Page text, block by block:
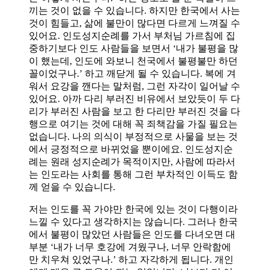
끼는 것이 없을 수 있습니다. 하지만 한국에서 사는
것이 힘들고, 삶에 불만이 많다면 다르게 느껴질 수
있어요. 인도성지순례를 가서 부처님 가르침에 집
중하기보다 인도 사람들을 보면서 ‘내가 불평을 많
이 했는데, 인도에 와보니 천국에서 불평불만 하던
꼴이었구나.’ 하고 깨닫게 될 수 있습니다. 복에 겨
워서 요강을 깬다는 말처럼, 그런 자각이 일어날 수
있어요. 아까 다리 부러진 비유에서 보았듯이 두 다
리가 부러진 사람을 보고 한 다리만 부러진 것을 다
행으로 여기는 것에 대해 꼭 죄책감을 가질 필요는
없습니다. 나의 의식이 부정적으로 사물을 보는 것
에서 긍정적으로 바뀌었을 뿐이에요. 인도성지순
례는 원래 성지순례가 목적이지만, 사람에 따라서
는 인도라는 사회를 통해 그런 부차적인 이득도 함
께 얻을 수 있습니다.
저는 인도를 꼭 가야만 한국에 있는 것이 다행이라
느낄 수 있다고 생각하지는 않습니다. 그러나 한국
에서 불평이 많았던 사람들은 인도를 다녀오면 대
부분 ‘내가 너무 호강에 겨웠구나, 너무 안락함에
만 치우쳐 있었구나.’ 하고 자각하게 됩니다. 개인